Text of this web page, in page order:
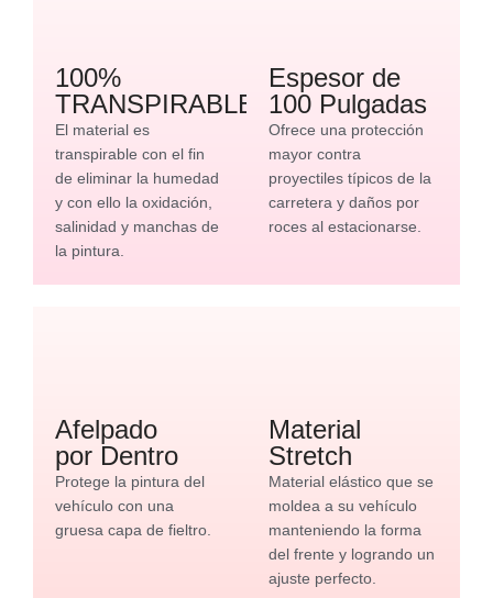
100%
TRANSPIRABLE
El material es
transpirable con el fin
de eliminar la humedad
y con ello la oxidación,
salinidad y manchas de
la pintura.
Espesor de
100 Pulgadas
Ofrece una protección
mayor contra
proyectiles típicos de la
carretera y daños por
roces al estacionarse.
Afelpado
por Dentro
Protege la pintura del
vehículo con una
gruesa capa de fieltro.
Material
Stretch
Material elástico que se
moldea a su vehículo
manteniendo la forma
del frente y logrando un
ajuste perfecto.